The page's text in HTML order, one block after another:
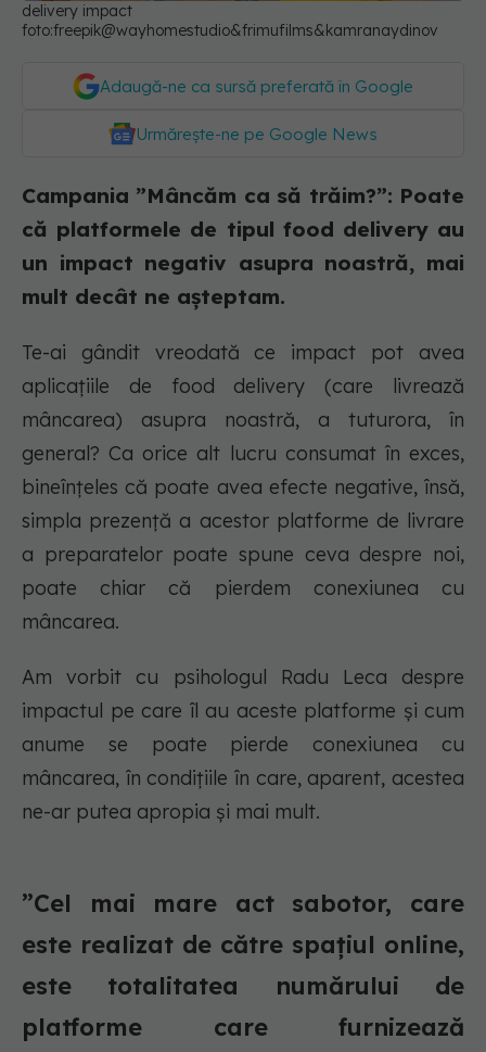
delivery impact
foto:freepik@wayhomestudio&frimufilms&kamranaydinov
Adaugă-ne ca sursă preferată în Google
Urmărește-ne pe Google News
Campania ”Mâncăm ca să trăim?”: Poate
că platformele de tipul food delivery au
un impact negativ asupra noastră, mai
mult decât ne așteptam.
Te-ai gândit vreodată ce impact pot avea
aplicațiile de food delivery (care livrează
mâncarea) asupra noastră, a tuturora, în
general? Ca orice alt lucru consumat în exces,
bineînțeles că poate avea efecte negative, însă,
simpla prezență a acestor platforme de livrare
a preparatelor poate spune ceva despre noi,
poate chiar că
pierdem conexiunea cu
mâncarea.
Am vorbit cu psihologul Radu Leca despre
impactul pe care îl au aceste platforme și cum
anume se poate pierde conexiunea cu
mâncarea, în condițiile în care, aparent, acestea
ne-ar putea apropia și mai mult.
”Cel mai mare act sabotor, care
este realizat de către spațiul online,
este totalitatea numărului de
platforme care furnizează